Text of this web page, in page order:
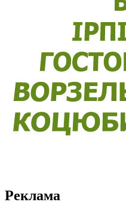
Реклама